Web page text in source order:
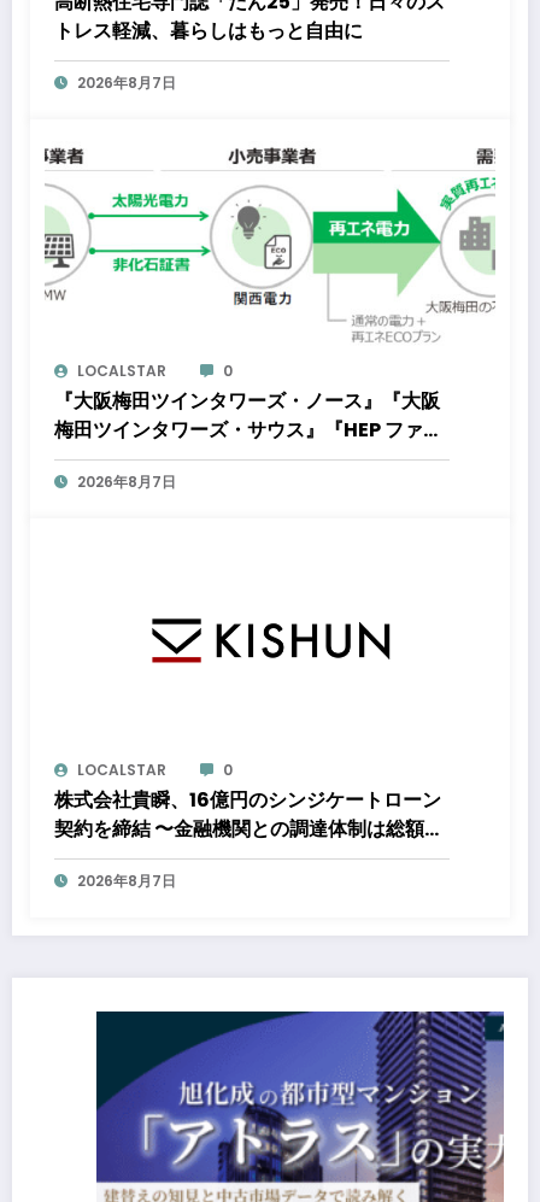
トレス軽減、暮らしはもっと自由に
2026年8月7日
LOCALSTAR 0
『大阪梅田ツインタワーズ・ノース』『大阪
梅田ツインタワーズ・サウス』『HEP ファイ
ブ』において8月下旬から「オフサイト型コ
ーポレートPPA」による再生可能エネルギー
2026年8月7日
LOCALSTAR 0
株式会社貴瞬、16億円のシンジケートローン
契約を締結 〜金融機関との調達体制は総額約
80億円規模へ。DX・海外展開をはじめとし
た成長投資を加速～
2026年8月7日